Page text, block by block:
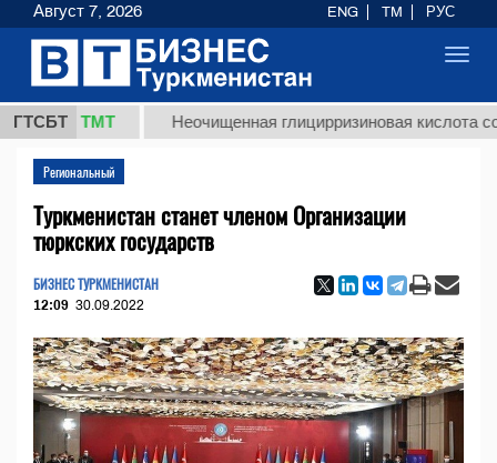
ГТСБТ
ТМТ Неочищенная глицирризиновая кислота
Региональный
Туркменистан станет членом Организации
тюркских государств
БИЗНЕС ТУРКМЕНИСТАН
12:09 30.09.2022
Август 7, 2026 ENG TM РУС